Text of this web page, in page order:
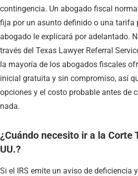
contingencia. Un abogado fiscal
fija por un asunto definido o una tarifa
abogado le explicará por adelantado.
través del Texas Lawyer Referral
la mayoría de los abogados fiscales
inicial gratuita y sin compromiso, así
opciones y el costo probable antes de
nada.
¿Cuándo necesito ir a la Corte
UU.?
Si el IRS emite un aviso de deficiencia